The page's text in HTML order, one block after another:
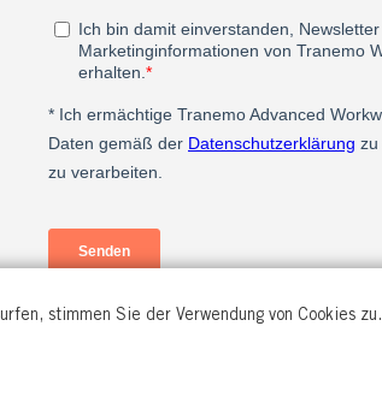
stimmen Sie der Verwendung von Cookies zu.